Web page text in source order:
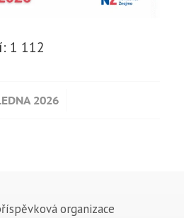
1 112
2026
/
organizace